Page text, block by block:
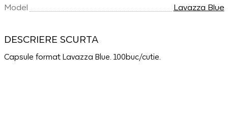
Model
Lavazza Blue
DESCRIERE SCURTA
Capsule format Lavazza Blue. 100buc/cutie.